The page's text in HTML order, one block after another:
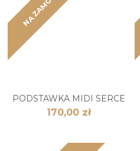
PODSTAWKA MIDI SERCE
170,00 zł